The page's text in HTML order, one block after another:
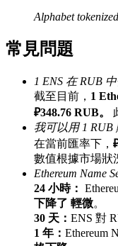
邀请好友
邀請朋友獲得現
充值CASHCAT & 赢取
Alphabet
常見問題
1 ENS 在 RUB
截至目前， 1
₽348.76 RUB。
我可以用 1 RUB
在當前匯率下，
數值根據市場狀
Ethereum Name
24 小時：
下降了 輕微。
30 天： ENS 對
1 年： Ethereum